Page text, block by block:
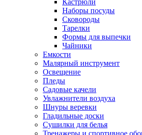
Кастрюли
Наборы посуды
Сковороды
Тарелки
Формы для выпечки
Чайники
Емкости
Малярный инструмент
Освещение
Пледы
Садовые качели
Увлажнители воздуха
Шнуры веревки
Гладильные доски
Сушилки для белья
Тренажеры и спортивное